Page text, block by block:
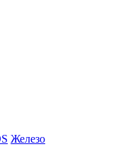
Железо